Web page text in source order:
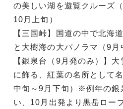
の美しい湖を遊覧クルーズ
10月上旬）
【三国峠】国道の中で北海
と大樹海の大パノラマ（9月
【銀泉台（9月発のみ）】
に飾る、紅葉の名所として
中旬～9月下旬）※例年の銀
い、10月出発より黒岳ロー